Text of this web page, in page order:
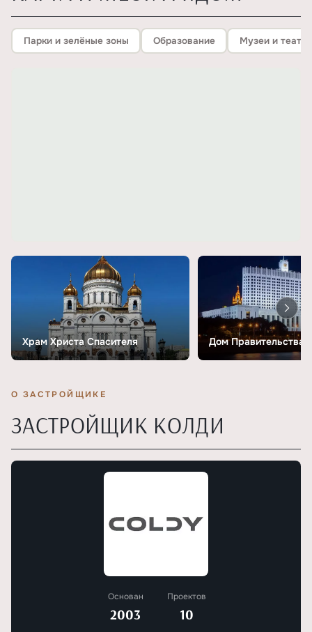
Парки и зелёные зоны Образование Музеи и
Храм Христа Спасителя Дом Правительства
О ЗАСТРОЙЩИКЕ
ЗАСТРОЙЩИК КОЛДИ
Основан
2003
Проектов
10